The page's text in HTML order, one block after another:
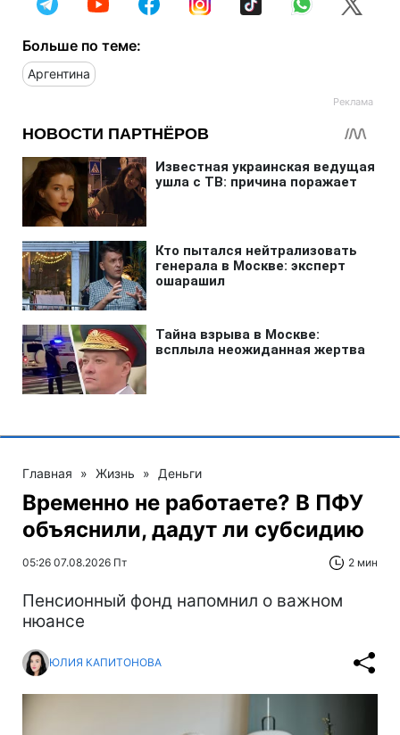
Больше по теме:
Аргентина
Главная » Жизнь » Деньги
Временно не работаете? В ПФУ
объяснили, дадут ли субсидию
05:26 07.08.2026 Пт 2 мин
Пенсионный фонд напомнил о важном
нюансе
ЮЛИЯ КАПИТОНОВА